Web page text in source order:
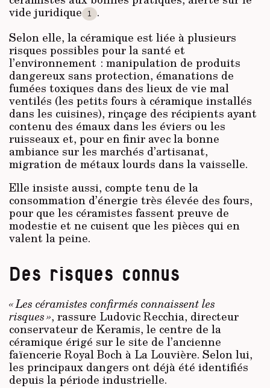
vide juridique
1
.
Selon elle, la céramique est liée à plusieurs
risques possibles pour la santé et
l’environnement : manipulation de produits
dangereux sans protection, émanations de
fumées toxiques dans des lieux de vie mal
ventilés (les petits fours à céramique installés
dans les cuisines), rinçage des récipients ayant
contenu des émaux dans les éviers ou les
ruisseaux et, pour en finir avec la bonne
ambiance sur les marchés d’artisanat,
migration de métaux lourds dans la vaisselle.
Elle insiste aussi, compte tenu de la
consommation d’énergie très élevée des fours,
pour que les céramistes fassent preuve de
modestie et ne cuisent que les pièces qui en
valent la peine.
Des risques connus
« Les céramistes confirmés connaissent les
risques », rassure Ludovic Recchia, directeur
conservateur de Keramis, le centre de la
céramique érigé sur le site de l’ancienne
faïencerie Royal Boch à La Louvière. Selon lui,
les principaux dangers ont déjà été identifiés
depuis la période industrielle.